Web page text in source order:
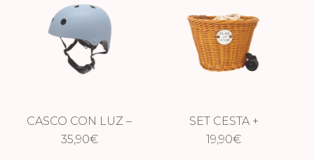
CASCO CON LUZ –
BLUE
35,90€
SET CESTA +
TIMBRE
19,90€